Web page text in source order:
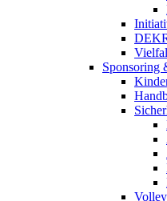
Sponsoring